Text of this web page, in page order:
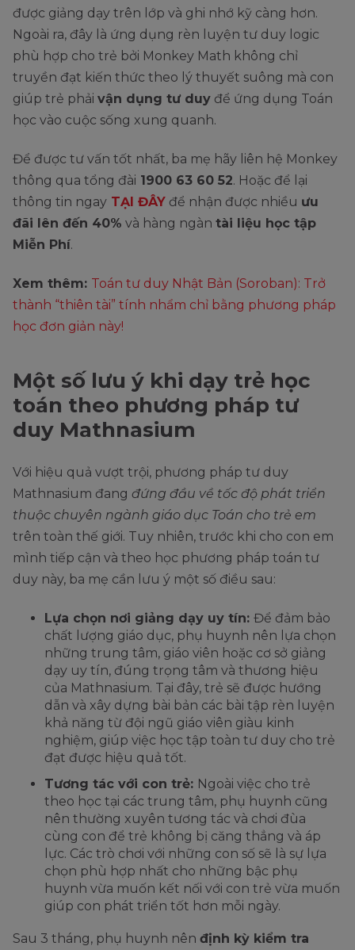
được giảng dạy trên lớp và ghi nhớ kỹ càng hơn.
Ngoài ra, đây là ứng dụng rèn luyện tư duy logic
phù hợp cho trẻ bởi Monkey Math không chỉ
truyền đạt kiến thức theo lý thuyết suông mà con
giúp trẻ phải vận dụng tư duy để ứng dụng Toán
học vào cuộc sống xung quanh.
Để được tư vấn tốt nhất, ba mẹ hãy liên hệ Monkey
thông qua tổng đài 1900 63 60 52. Hoặc để lại
thông tin ngay TẠI ĐÂY để nhận được nhiều ưu
đãi lên đến 40% và hàng ngàn tài liệu học tập
Miễn Phí.
Xem thêm: Toán tư duy Nhật Bản (Soroban): Trở
thành “thiên tài” tính nhẩm chỉ bằng phương pháp
học đơn giản này!
Một số lưu ý khi dạy trẻ học
toán theo phương pháp tư
duy Mathnasium
Với hiệu quả vượt trội, phương pháp tư duy
Mathnasium đang đứng đầu về tốc độ phát triển
thuộc chuyên ngành giáo dục Toán cho trẻ em
trên toàn thế giới. Tuy nhiên, trước khi cho con em
mình tiếp cận và theo học phương pháp toán tư
duy này, ba mẹ cần lưu ý một số điều sau:
Lựa chọn nơi giảng dạy uy tín: Để đảm bảo
chất lượng giáo dục, phụ huynh nên lựa chọn
những trung tâm, giáo viên hoặc cơ sở giảng
dạy uy tín, đúng trọng tâm và thương hiệu
của Mathnasium. Tại đây, trẻ sẽ được hướng
dẫn và xây dựng bài bản các bài tập rèn luyện
khả năng từ đội ngũ giáo viên giàu kinh
nghiệm, giúp việc học tập toàn tư duy cho trẻ
đạt được hiệu quả tốt.
Tương tác với con trẻ: Ngoài việc cho trẻ
theo học tại các trung tâm, phụ huynh cũng
nên thường xuyên tương tác và chơi đùa
cùng con để trẻ không bị căng thẳng và áp
lực. Các trò chơi với những con số sẽ là sự lựa
chọn phù hợp nhất cho những bậc phụ
huynh vừa muốn kết nối với con trẻ vừa muốn
giúp con phát triển tốt hơn mỗi ngày.
Sau 3 tháng, phụ huynh nên định kỳ kiểm tra